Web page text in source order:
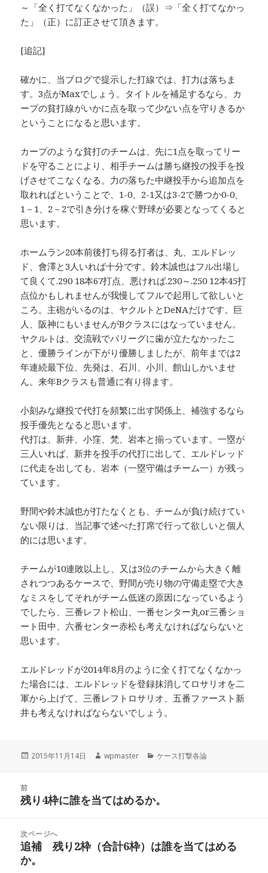
～「全く打てなくなかった」（誤）⇒「全く打てなかっ
た」（正）に訂正させて頂きます。
[追記]
確かに、当ブログで提示した打線では、打力は落ちま
す。3点がMaxでしょう。タイトルを補足するなら、カ
ープの貧打線がいかに点を取って少ない点を守りきるか
ということになると思います。
カープのような貧打のチームは、先に1点を取ってリー
ドを守ることにより、相手チームは勝ち継投の投手を投
げさせてこなくなる。力の落ちた中継投手から追加点を
取れればということで、1-0、2-1又は3-2で勝つか0-0、
1－1、2－2で引き分けを稼ぐ野球が必要となってくると
思います。
ホームラン20本前後打ち得る打者は、丸、エルドレッ
ド、會澤と3人いれば十分です。鈴木誠也はフル出場し
て良くて.290 18本67打点、悪ければ.230～.250 12本45打
点位かもしれませんが我慢してフルで起用して欲しいと
ころ。主砲がいるのは、ヤクルトとDeNAだけです。巨
人、阪神にもいませんがBクラスにはなっていません。
ヤクルトは、交流戦でパリーグに歯が立たなかったこ
と、優勝ラインが下がり優勝しましたが、前年までは2
年連続最下位、先発は、石川、小川、館山しかいませ
ん。来年Bクラスも普通に有り得ます。
小刻みな継投で代打を頻繁に出す関係上、補強するなら
投手優先となると思います。
代打は、新井、小窪、梵、岩本と揃っています。一塁が
三人いれば、新井を投手の代打に出して、エルドレッド
に代走を出しても、岩本（一塁守備はチーム一）が残っ
ています。
野間や鈴木誠也が打たなくとも、チームが負け続けてい
ない限りは、当記事で述べた打席で行って欲しいと個人
的には思います。
チームが10連敗以上し、又は3位のチームから大きく離
されつつあるケースで、野間が売り物の守備走塁で大き
なミスをしてそれがチーム低迷の原因になっているよう
でしたら、三番レフト松山、一番センター丸or三番ショ
ート田中、六番センター赤松も考えなければならないと
思います。
エルドレッドが2014年8月のように全く打てなくなかっ
た場合には、エルドレッドを登録抹消してロサリオを二
軍から上げて、三番レフトロサリオ、五番ファースト新
井も考えなければならないでしょう。
投
2015年11月14日
作
wpmaster
カ
ケース打撃各論
前
前
投
稿:
残り4枠に誰を当てはめるか。
次ページへ
次
の
追補 残り2枠（合計6枠）は誰を当てはめる
か。